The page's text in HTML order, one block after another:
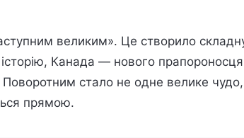
великим». Це створило
Канада — нового
стало не одне велике
прямою.